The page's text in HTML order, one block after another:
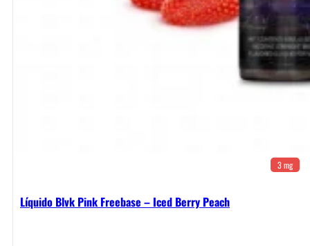
3 mg
Líquido Blvk Pink Freebase – Iced Berry Peach